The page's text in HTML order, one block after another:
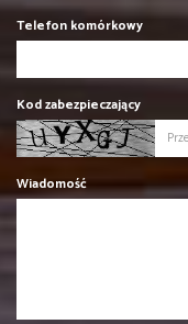
Telefon komórkowy
Kod zabezpieczający
Wiadomość